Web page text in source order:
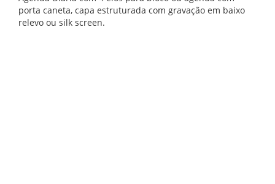
porta caneta, capa estruturada com gravação em baixo
relevo ou silk screen.